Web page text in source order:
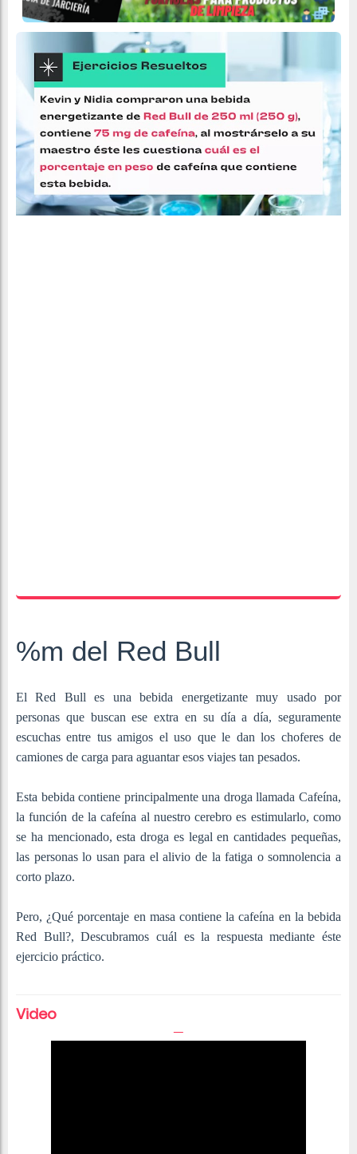
%m del Red Bull
El Red Bull es una bebida energetizante muy usado por
personas que buscan ese extra en su día a día, seguramente
escuchas entre tus amigos el uso que le dan los choferes de
camiones de carga para aguantar esos viajes tan pesados.
Esta bebida contiene principalmente una droga llamada Cafeína,
la función de la cafeína al nuestro cerebro es estimularlo, como
se ha mencionado, esta droga es legal en cantidades pequeñas,
las personas lo usan para el alivio de la fatiga o somnolencia a
corto plazo.
Pero, ¿Qué porcentaje en masa contiene la cafeína en la bebida
Red Bull?, Descubramos cuál es la respuesta mediante éste
ejercicio práctico.
Video